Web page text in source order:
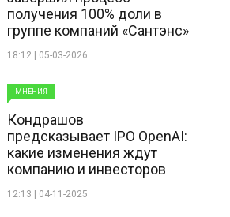
получения 100% доли в
группе компаний «Сантэнс»
18:12 | 05-03-2026
МНЕНИЯ
Кондрашов
предсказывает IPO OpenAI:
какие изменения ждут
компанию и инвесторов
12:13 | 04-11-2025